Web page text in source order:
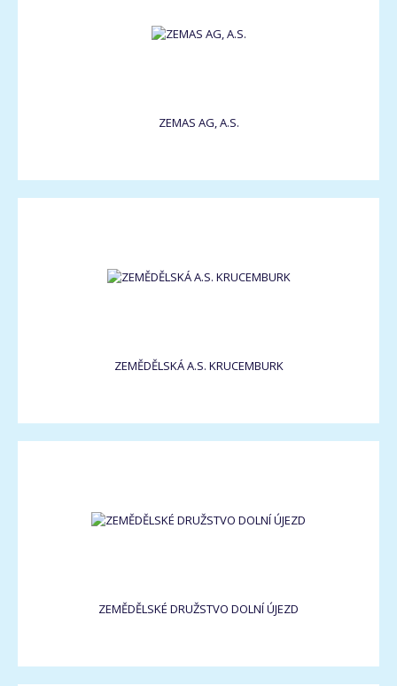
ZEMAS AG, A.S.
ZEMĚDĚLSKÁ A.S. KRUCEMBURK
ZEMĚDĚLSKÉ DRUŽSTVO DOLNÍ ÚJEZD